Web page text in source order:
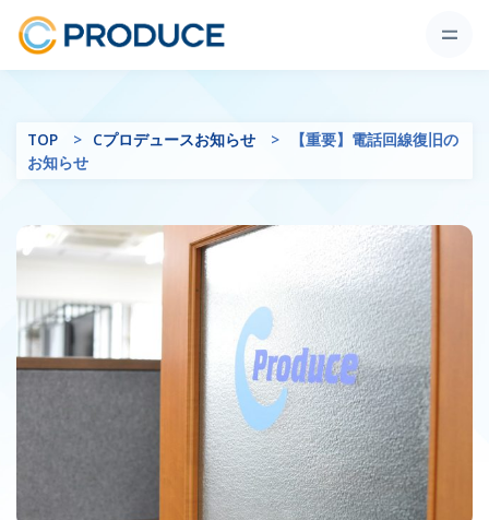
TOP Cプロデュースお知らせ
【重要】電話回線復旧の
お知らせ